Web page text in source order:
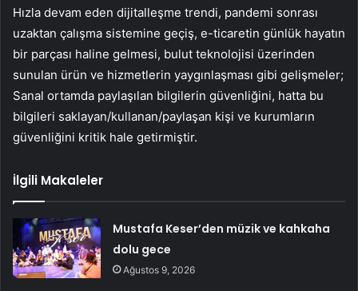
Hızla devam eden dijitalleşme trendi, pandemi sonrası
uzaktan çalışma sistemine geçiş, e-ticaretin günlük hayatın
bir parçası haline gelmesi, bulut teknolojisi üzerinden
sunulan ürün ve hizmetlerin yaygınlaşması gibi gelişmeler;
Sanal ortamda paylaşılan bilgilerin güvenliğini, hatta bu
bilgileri saklayan/kullanan/paylaşan kişi ve kurumların
güvenliğini kritik hale getirmiştir.
İlgili Makaleler
Mustafa Keser’den müzik ve kahkaha
dolu gece
Ağustos 9, 2026